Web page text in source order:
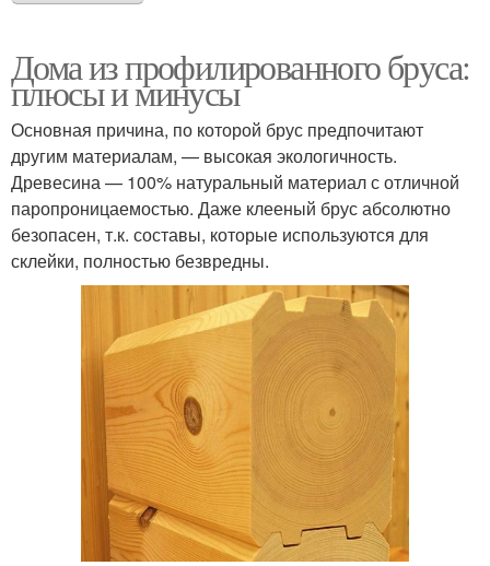
Дома из профилированного бруса:
плюсы и минусы
Основная причина, по которой брус предпочитают
другим материалам, — высокая экологичность.
Древесина — 100% натуральный материал с отличной
паропроницаемостью. Даже клееный брус абсолютно
безопасен, т.к. составы, которые используются для
склейки, полностью безвредны.